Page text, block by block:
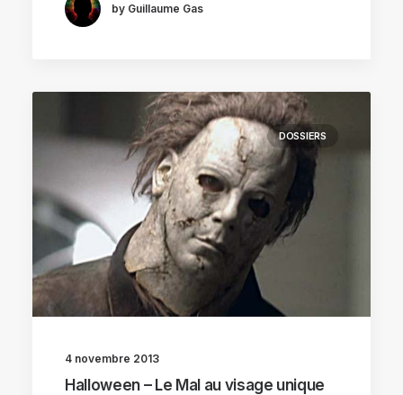
by Guillaume Gas
DOSSIERS
4 novembre 2013
Halloween – Le Mal au visage unique